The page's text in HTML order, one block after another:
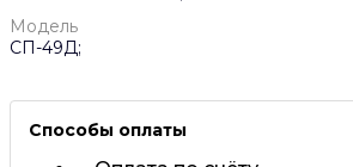
Модель
СП-49Д;
Способы оплаты